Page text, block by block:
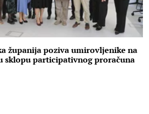
županija poziva umirovljenike na
sklopu participativnog proračuna